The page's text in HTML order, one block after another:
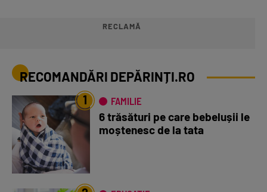
RECLAMĂ
RECOMANDĂRI DEPĂRINȚI.RO
1 FAMILIE
6 trăsături pe care bebelușii le
moștenesc de la tata